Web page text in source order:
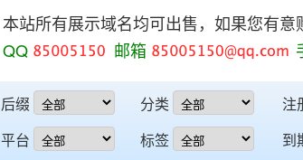
本站所有展示域名均可出售，如果您有
QQ
邮箱
后缀
平台
分类
标签
注
到